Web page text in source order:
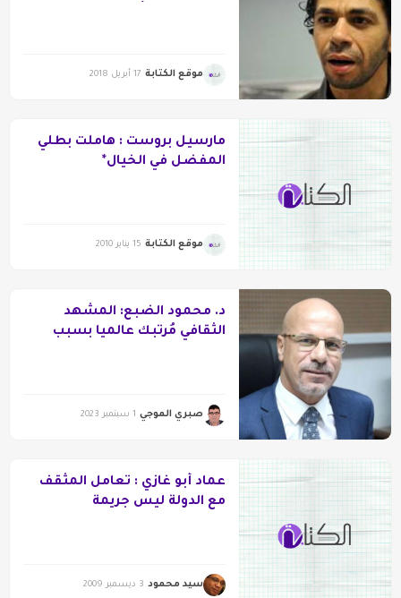
موقع الكتابة 17 أبريل 2018
مارسيل بروست : هاملت بطلي
المفضل في الخيال*
موقع الكتابة 15 يناير 2010
د. محمود الضبع: المشهد
الثقافي مُرتبك عالميا بسبب
صبري الموجي 1 سبتمبر 2023
عماد أبو غازي : تعامل المثقف
مع الدولة ليس جريمة
سيد محمود 3 ديسمبر 2009